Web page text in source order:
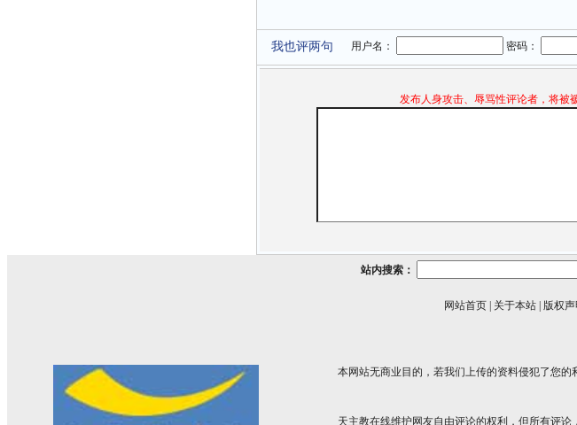
我也评两句 用户名： 密码：
发布人身攻击、辱骂性评论者，将被
站内搜索：
网站首页 关于本站 版权声
本网站无商业目的，若我们上传的资料侵犯了您的
天主教在线维护网友自由评论的权利，但所有评